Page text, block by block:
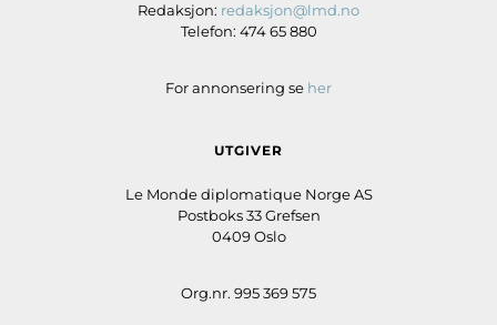
Redaksjon: redaksjon@lmd.no
Telefon: 474 65 880
For annonsering se her
UTGIVER
Le Monde diplomatique Norge AS
Postboks 33 Grefsen
0409 Oslo
Org.nr. 995 369 575